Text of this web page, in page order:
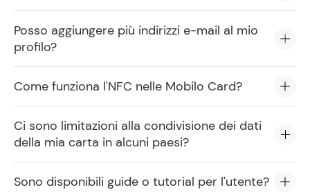
Posso aggiungere più indirizzi e-mail al mio
profilo?
Come funziona l'NFC nelle Mobilo Card?
Ci sono limitazioni alla condivisione dei dati
della mia carta in alcuni paesi?
Sono disponibili guide o tutorial per l'utente?